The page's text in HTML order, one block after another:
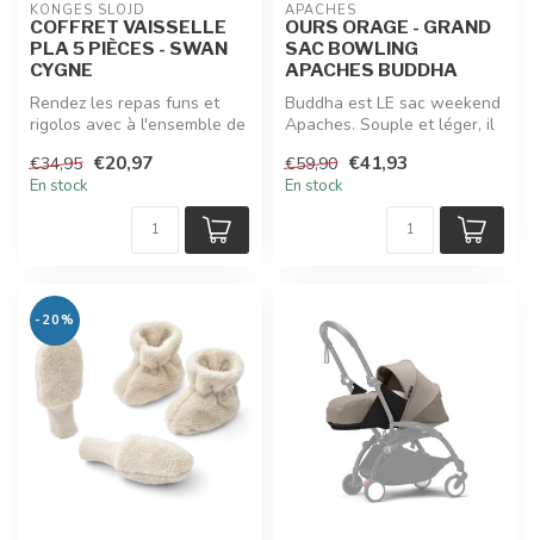
KONGES SLOJD
COFFRET VAISSELLE
PLA 5 PIÈCES - SWAN
CYGNE
Rendez les repas funs et
rigolos avec à l'ensemble de
€34,95 €20,97
En stock
APACHES
OURS ORAGE - GRAND
SAC BOWLING
APACHES BUDDHA
Buddha est LE sac weekend
Apaches. Souple et léger, il
€59,90 €41,93
En stock
-20%